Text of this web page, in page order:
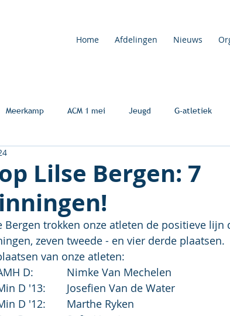
Home Afdelingen Nieuws
Meerkamp ACM 1 mei Jeugd G-atletiek
Lilse Bergen: 7
Bergen trokken onze atleten de positieve
zeven tweede - en vier derde plaatsen.
van onze atleten:
1e plaats:	AMH D:		Nimke Van Mechelen
			Min D '13:	Josefien Van de Water
			Min D '12:	Marthe Ryken